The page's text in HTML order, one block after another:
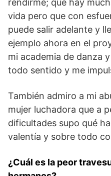
vida pero que con
puede salir adelante y
ejemplo ahora en el
mi academia de danza
todo sentido y me
También admiro a mi
mujer luchadora que a
dificultades supo qué
valentía y sobre todo
¿Cuál es la peor